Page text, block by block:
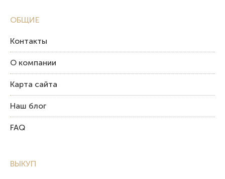
ОБЩИЕ
Контакты
О компании
Карта сайта
Наш блог
FAQ
ВЫКУП